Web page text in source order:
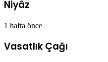
Niyâz
1 hafta önce
Vasatlık Çağı